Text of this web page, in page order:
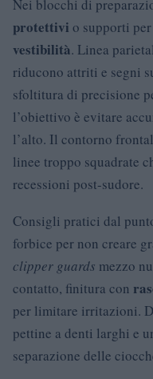
Nei blocchi di
protettivi o supporti
vestibilità. Linea
riducono attriti e segni
sfoltitura di precisione
l’obiettivo è evitare
l’alto. Il contorno
linee troppo squadrate
recessioni post-sudore.
Consigli pratici dal
forbice per non creare
clipper guards mezzo
contatto, finitura con
per limitare irritazioni.
pettine a denti larghi e
separazione delle